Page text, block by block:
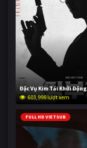
Đặc Vụ Kim Tái Khởi Động
603,998 lượt xem
FULL HD VIETSUB